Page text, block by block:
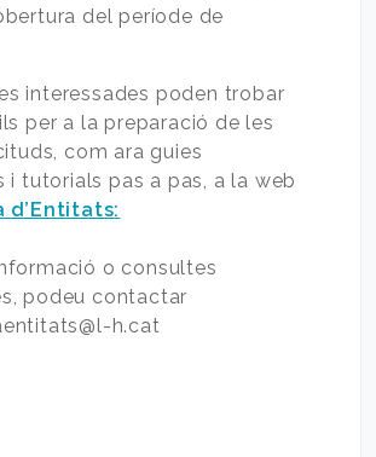
del període de
interessades poden trobar
per a la preparació de les
com ara guies
i tutorials pas a pas, a la web
d’Entitats:
o consultes
podeu contactar
h.cat